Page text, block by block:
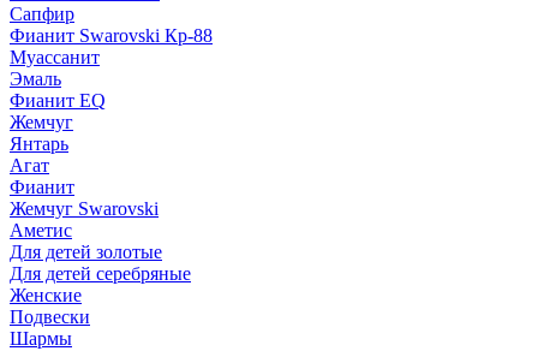
Сапфир
Фианит Swarovski Кр-88
Муассанит
Эмаль
Фианит EQ
Жемчуг
Янтарь
Агат
Фианит
Жемчуг Swarovski
Аметис
Для детей золотые
Для детей серебряные
Женские
Подвески
Шармы